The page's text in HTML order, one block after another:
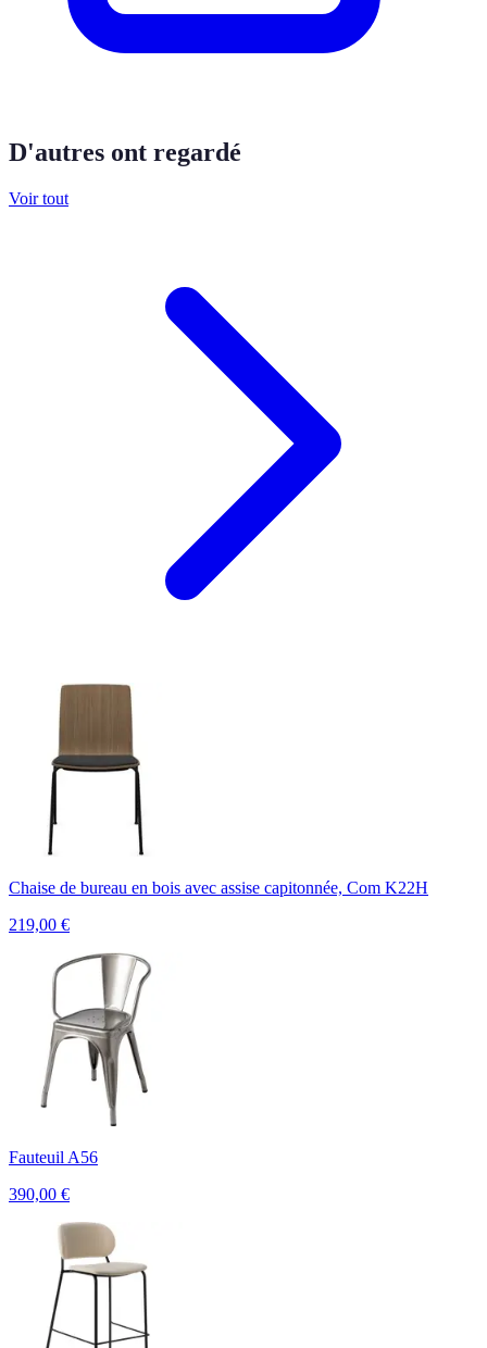
D'autres ont regardé
Voir tout
Chaise de bureau en bois avec assise capitonnée, Com K22H
219,00 €
Fauteuil A56
390,00 €